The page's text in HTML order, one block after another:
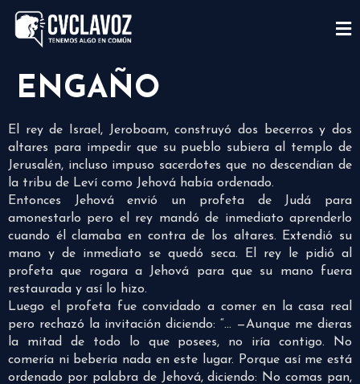
ENGAÑO
El rey de Israel, Jeroboam, construyó dos becerros y dos
altares para impedir que su pueblo subiera al templo de
Jerusalén, incluso impuso sacerdotes que no descendían de
la tribu de Leví como Jehová había ordenado.
Entonces Jehová envió un profeta de Judá para
amonestarlo pero el rey mandó de inmediato aprenderlo
cuando él clamaba en contra de los altares. Extendió su
mano y de inmediato se quedó seca. El rey le pidió al
profeta que rogara a Jehová para que su mano fuera
restaurada y así lo hizo.
Luego el profeta fue convidado a comer en la casa real
pero rechazó la invitación diciendo: “… —Aunque me dieras
la mitad de todo lo que posees, no iría contigo. No
comería ni bebería nada en este lugar. Porque así me está
ordenado por palabra de Jehová, diciendo: No comas pan,